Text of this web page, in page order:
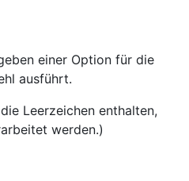
einer Option für die
ausführt.
Leerzeichen enthalten,
werden.)